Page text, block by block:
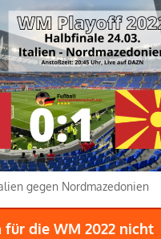
gegen Nordmazedonien
für die WM 2022 nicht